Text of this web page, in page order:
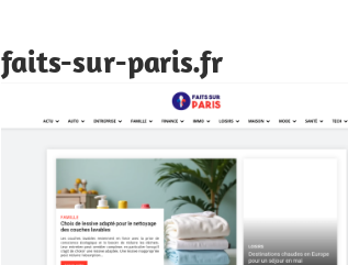
faits-sur-paris.fr